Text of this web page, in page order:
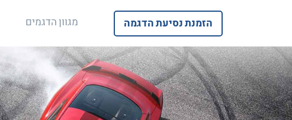
הזמנת נסיעת הדגמה מגוון הדגמים